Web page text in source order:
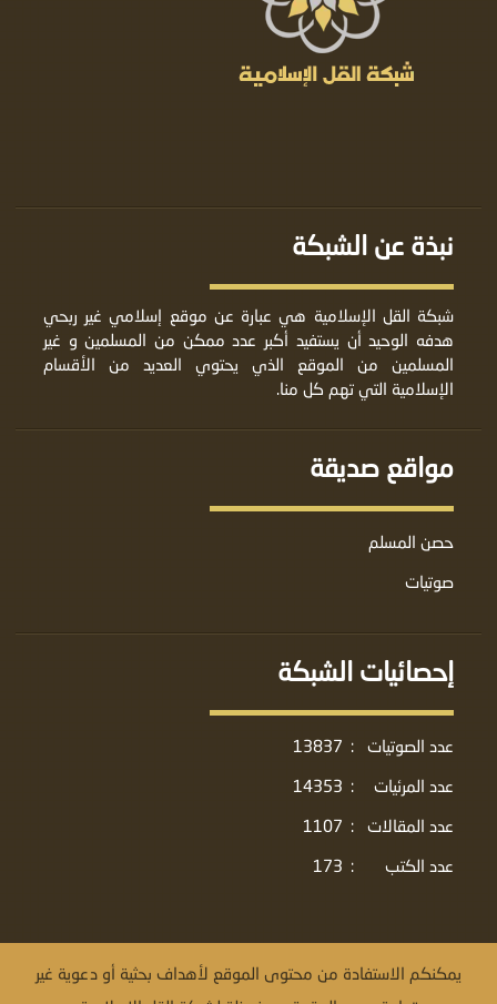
نبذة عن الشبكة
شبكة القل الإسلامية هي عبارة عن موقع إسلامي غير ربحي
هدفه الوحيد أن يستفيد أكبر عدد ممكن من المسلمين و غير
المسلمين من الموقع الذي يحتوي العديد من الأقسام
الإسلامية التي تهم كل منا.
مواقع صديقة
حصن المسلم
صوتيات
إحصائيات الشبكة
عدد الصوتيات :
13837
عدد المرئيات
:
14353
عدد المقالات
:
1107
عدد الكتب
:
173
يمكنكم الاستفادة من محتوى الموقع لأهداف بحثية أو دعوية غير